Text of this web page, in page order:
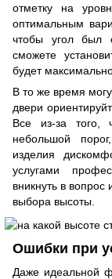
отметку на
оптимальным
чтобы угол был
сможете
будет
В то же время
двери
Все из-за того,
небольшой
изделия
услугами
вникнуть в
выбора высоты.
Ошибки при
Даже идеальной